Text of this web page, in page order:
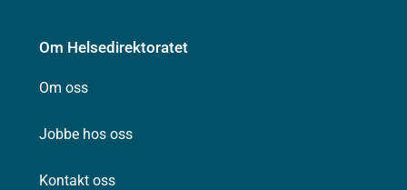
Om Helsedirektoratet
Om oss
Jobbe hos oss
Kontakt oss